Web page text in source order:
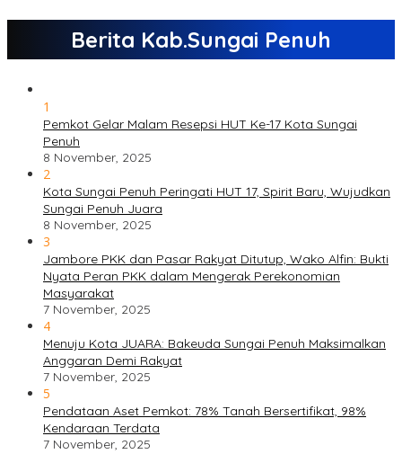
Berita Kab.Sungai Penuh
1
Pemkot Gelar Malam Resepsi HUT Ke-17 Kota Sungai
Penuh
8 November, 2025
2
Kota Sungai Penuh Peringati HUT 17, Spirit Baru, Wujudkan
Sungai Penuh Juara
8 November, 2025
3
Jambore PKK dan Pasar Rakyat Ditutup, Wako Alfin: Bukti
Nyata Peran PKK dalam Mengerak Perekonomian
Masyarakat
7 November, 2025
4
Menuju Kota JUARA: Bakeuda Sungai Penuh Maksimalkan
Anggaran Demi Rakyat
7 November, 2025
5
Pendataan Aset Pemkot: 78% Tanah Bersertifikat, 98%
Kendaraan Terdata
7 November, 2025